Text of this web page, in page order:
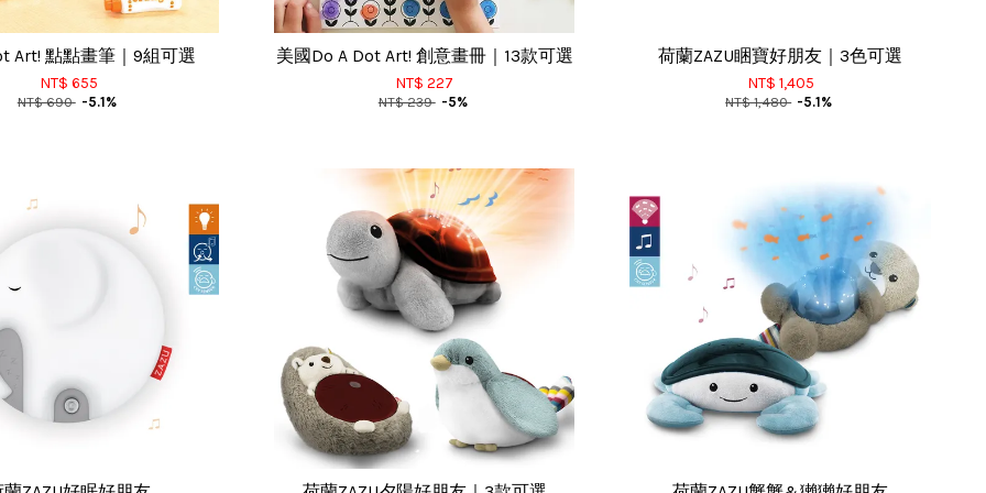
Art! 點點畫筆｜9組可選
NT$ 655
NT$ 690 -5.1%
美國Do A Dot Art! 創意畫冊｜13款可選
NT$ 227
NT$ 239 -5%
荷蘭ZAZU睏寶好朋友｜3色可選
NT$ 1,405
NT$ 1,480 -5.1%